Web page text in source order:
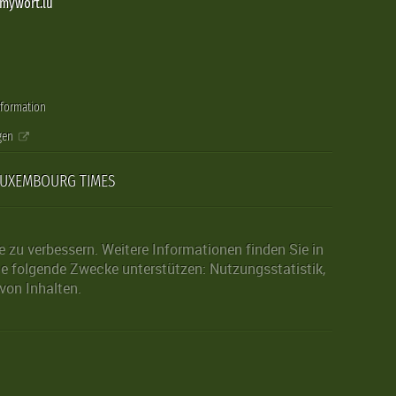
TIMES
verbessern. Weitere Informationen finden Sie in
folgende Zwecke unterstützen: Nutzungsstatistik,
Inhalten.